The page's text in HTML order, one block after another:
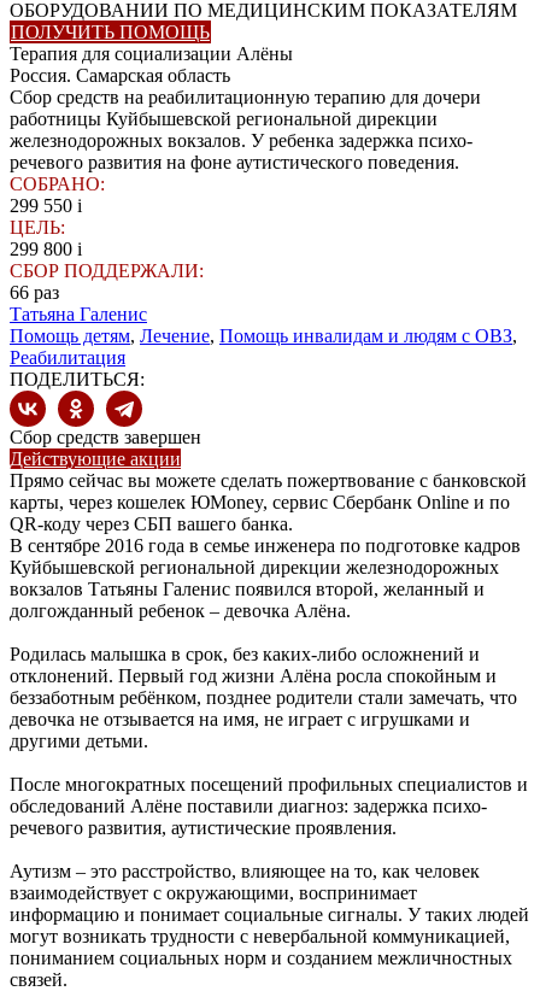
ОБОРУДОВАНИИ ПО МЕДИЦИНСКИМ ПОКАЗАТЕЛЯМ
ПОЛУЧИТЬ ПОМОЩЬ
Терапия для социализации Алёны
Россия. Самарская область
Сбор средств на реабилитационную терапию для дочери
работницы Куйбышевской региональной дирекции
железнодорожных вокзалов. У ребенка задержка психо-
речевого развития на фоне аутистического поведения.
СОБРАНО:
299 550 i
ЦЕЛЬ:
299 800 i
СБОР ПОДДЕРЖАЛИ:
66 раз
Татьяна Галенис
Помощь детям, Лечение, Помощь инвалидам и людям с ОВЗ,
Реабилитация
ПОДЕЛИТЬСЯ:
Сбор средств завершен
Действующие акции
Прямо сейчас вы можете сделать пожертвование с банковской
карты, через кошелек ЮMoney, сервис Сбербанк Online и по
QR-коду через СБП вашего банка.
В сентябре 2016 года в семье инженера по подготовке кадров
Куйбышевской региональной дирекции железнодорожных
вокзалов Татьяны Галенис появился второй, желанный и
долгожданный ребенок – девочка Алёна.
Родилась малышка в срок, без каких-либо осложнений и
отклонений. Первый год жизни Алёна росла спокойным и
беззаботным ребёнком, позднее родители стали замечать, что
девочка не отзывается на имя, не играет с игрушками и
другими детьми.
После многократных посещений профильных специалистов и
обследований Алёне поставили диагноз: задержка психо-
речевого развития, аутистические проявления.
Аутизм – это расстройство, влияющее на то, как человек
взаимодействует с окружающими, воспринимает
информацию и понимает социальные сигналы. У таких людей
могут возникать трудности с невербальной коммуникацией,
пониманием социальных норм и созданием межличностных
связей.